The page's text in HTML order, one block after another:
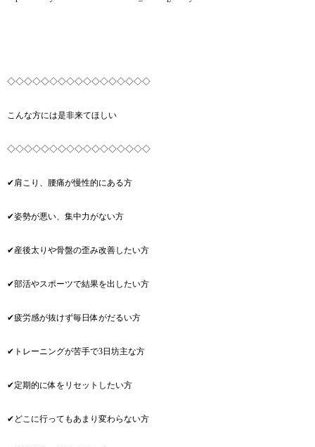
◇◇◇◇◇◇◇◇◇◇◇◇◇◇◇◇◇
こんな方には是非来てほしい
◇◇◇◇◇◇◇◇◇◇◇◇◇◇◇◇◇
✔︎肩こり、腰痛が慢性的にある方
✔︎姿勢が悪い、集中力がない方
✔︎産後太りや骨盤の歪み改善したい方
✔︎部活やスポーツで結果を出したい方
✔︎疲労感が抜けず毎日体がだるい方
✔︎トレーニングが苦手で3日坊主な方
✔︎定期的に体をリセットしたい方
✔︎どこに行ってもあまり変わらない方